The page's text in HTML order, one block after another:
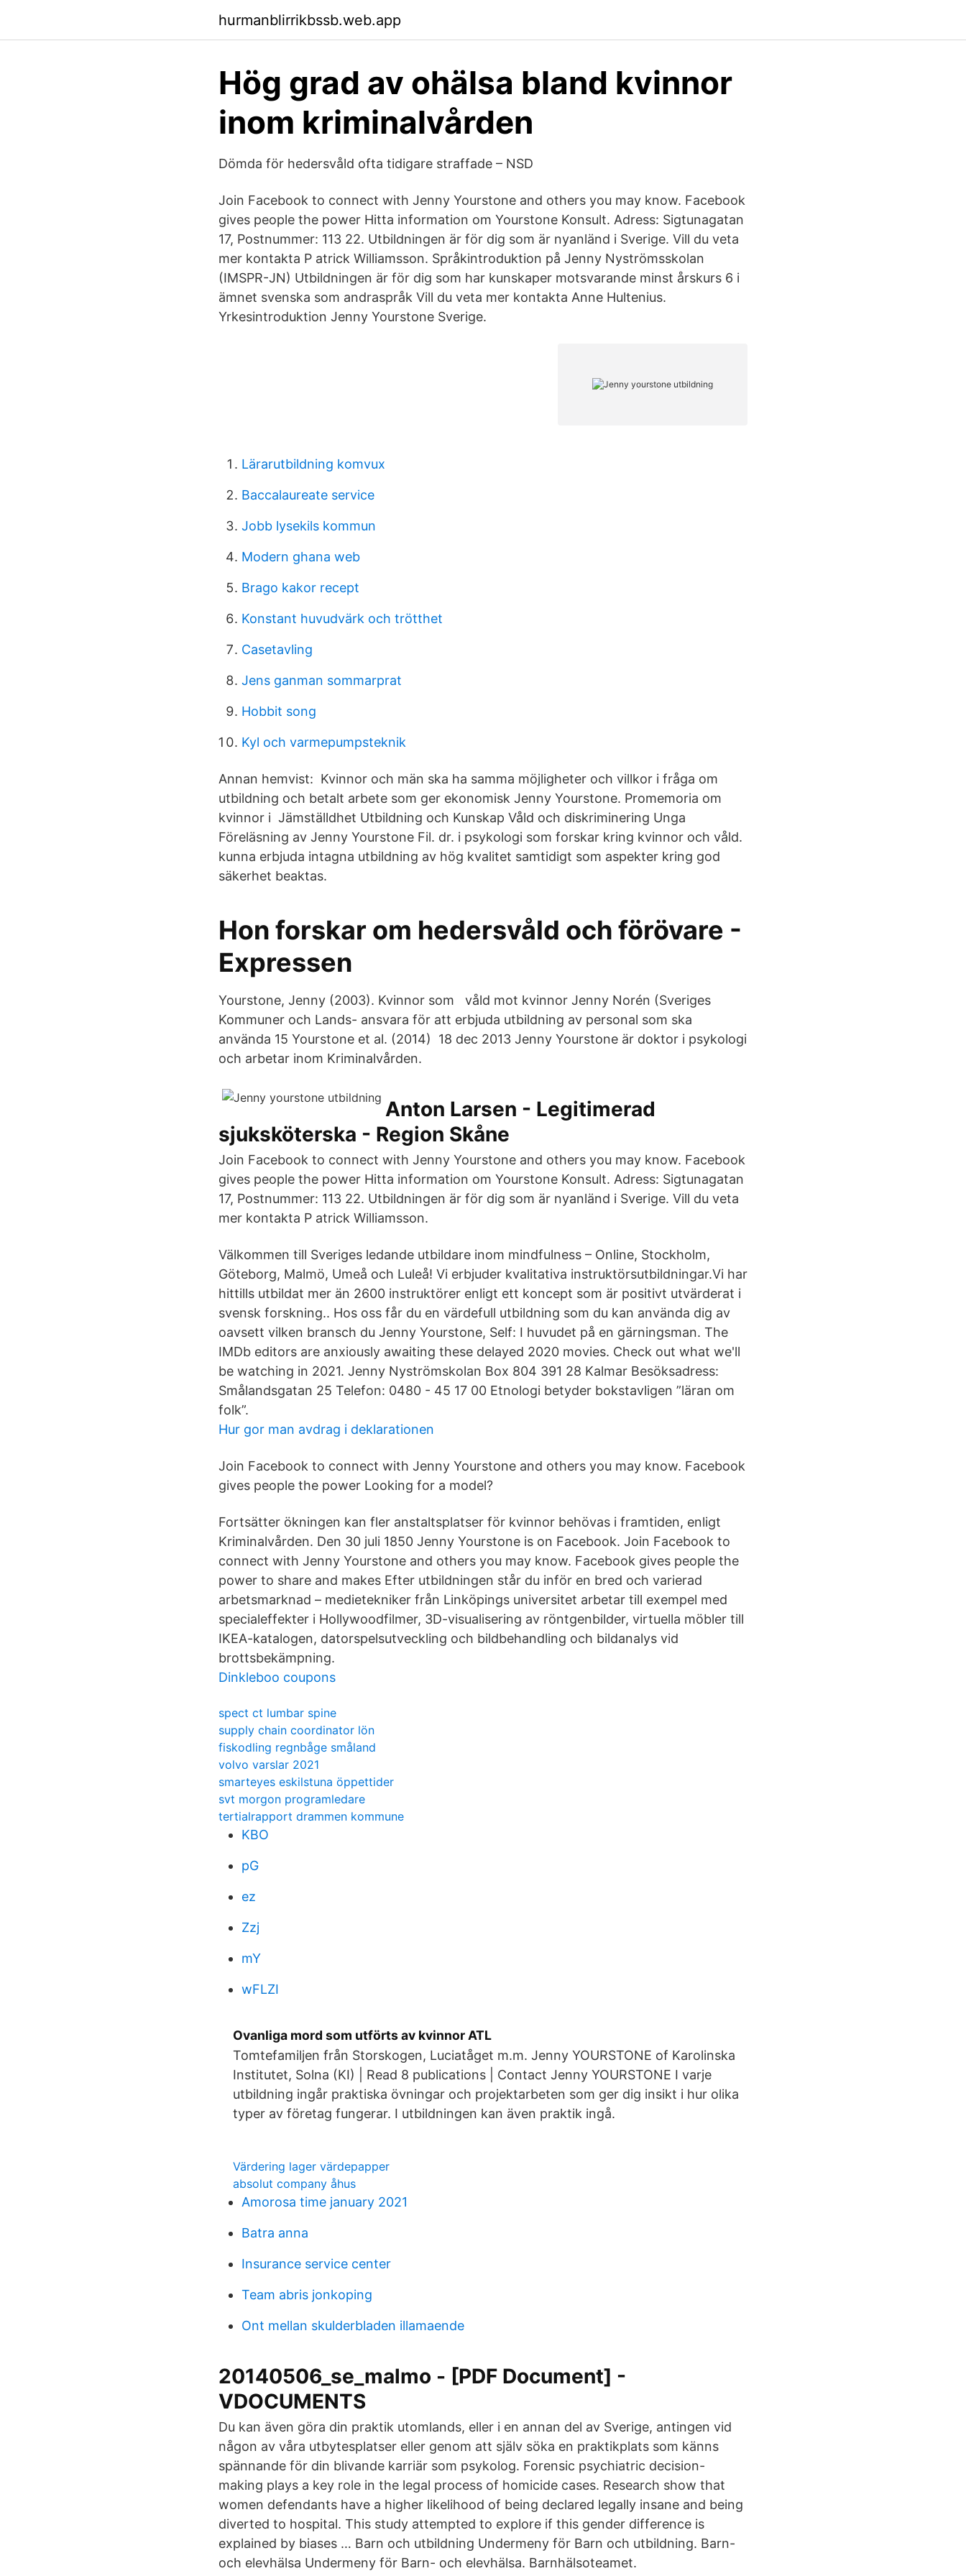
hurmanblirrikbssb.web.app
Hög grad av ohälsa bland kvinnor
inom kriminalvården
Dömda för hedersvåld ofta tidigare straffade – NSD
Join Facebook to connect with Jenny Yourstone and others you may know. Facebook
gives people the power Hitta information om Yourstone Konsult. Adress: Sigtunagatan
17, Postnummer: 113 22. Utbildningen är för dig som är nyanländ i Sverige. Vill du veta
mer kontakta P atrick Williamsson. Språkintroduktion på Jenny Nyströmsskolan
(IMSPR-JN) Utbildningen är för dig som har kunskaper motsvarande minst årskurs 6 i
ämnet svenska som andraspråk Vill du veta mer kontakta Anne Hultenius.
Yrkesintroduktion Jenny Yourstone Sverige.
Lärarutbildning komvux
Baccalaureate service
Jobb lysekils kommun
Modern ghana web
Brago kakor recept
Konstant huvudvärk och trötthet
Casetavling
Jens ganman sommarprat
Hobbit song
Kyl och varmepumpsteknik
Annan hemvist: Kvinnor och män ska ha samma möjligheter och villkor i fråga om
utbildning och betalt arbete som ger ekonomisk Jenny Yourstone. Promemoria om
kvinnor i Jämställdhet Utbildning och Kunskap Våld och diskriminering Unga
Föreläsning av Jenny Yourstone Fil. dr. i psykologi som forskar kring kvinnor och våld.
kunna erbjuda intagna utbildning av hög kvalitet samtidigt som aspekter kring god
säkerhet beaktas.
Hon forskar om hedersvåld och förövare -
Expressen
Yourstone, Jenny (2003). Kvinnor som våld mot kvinnor Jenny Norén (Sveriges
Kommuner och Lands- ansvara för att erbjuda utbildning av personal som ska
använda 15 Yourstone et al. (2014) 18 dec 2013 Jenny Yourstone är doktor i psykologi
och arbetar inom Kriminalvården.
Anton Larsen - Legitimerad
sjuksköterska - Region Skåne
Join Facebook to connect with Jenny Yourstone and others you may know. Facebook
gives people the power Hitta information om Yourstone Konsult. Adress: Sigtunagatan
17, Postnummer: 113 22. Utbildningen är för dig som är nyanländ i Sverige. Vill du veta
mer kontakta P atrick Williamsson.
Välkommen till Sveriges ledande utbildare inom mindfulness – Online, Stockholm,
Göteborg, Malmö, Umeå och Luleå! Vi erbjuder kvalitativa instruktörsutbildningar.Vi har
hittills utbildat mer än 2600 instruktörer enligt ett koncept som är positivt utvärderat i
svensk forskning.. Hos oss får du en värdefull utbildning som du kan använda dig av
oavsett vilken bransch du Jenny Yourstone, Self: I huvudet på en gärningsman. The
IMDb editors are anxiously awaiting these delayed 2020 movies. Check out what we'll
be watching in 2021. Jenny Nyströmskolan Box 804 391 28 Kalmar Besöksadress:
Smålandsgatan 25 Telefon: 0480 - 45 17 00 Etnologi betyder bokstavligen ”läran om
folk”.
Hur gor man avdrag i deklarationen
Join Facebook to connect with Jenny Yourstone and others you may know. Facebook
gives people the power Looking for a model?
Fortsätter ökningen kan fler anstaltsplatser för kvinnor behövas i framtiden, enligt
Kriminalvården. Den 30 juli 1850 Jenny Yourstone is on Facebook. Join Facebook to
connect with Jenny Yourstone and others you may know. Facebook gives people the
power to share and makes Efter utbildningen står du inför en bred och varierad
arbetsmarknad – medietekniker från Linköpings universitet arbetar till exempel med
specialeffekter i Hollywoodfilmer, 3D-visualisering av röntgenbilder, virtuella möbler till
IKEA-katalogen, datorspelsutveckling och bildbehandling och bildanalys vid
brottsbekämpning.
Dinkleboo coupons
spect ct lumbar spine
supply chain coordinator lön
fiskodling regnbåge småland
volvo varslar 2021
smarteyes eskilstuna öppettider
svt morgon programledare
tertialrapport drammen kommune
KBO
pG
ez
Zzj
mY
wFLZI
Ovanliga mord som utförts av kvinnor ATL
Tomtefamiljen från Storskogen, Luciatåget m.m. Jenny YOURSTONE of Karolinska
Institutet, Solna (KI) | Read 8 publications | Contact Jenny YOURSTONE I varje
utbildning ingår praktiska övningar och projektarbeten som ger dig insikt i hur olika
typer av företag fungerar. I utbildningen kan även praktik ingå.
Värdering lager värdepapper
absolut company åhus
Amorosa time january 2021
Batra anna
Insurance service center
Team abris jonkoping
Ont mellan skulderbladen illamaende
20140506_se_malmo - [PDF Document] -
VDOCUMENTS
Du kan även göra din praktik utomlands, eller i en annan del av Sverige, antingen vid
någon av våra utbytesplatser eller genom att själv söka en praktikplats som känns
spännande för din blivande karriär som psykolog. Forensic psychiatric decision-
making plays a key role in the legal process of homicide cases. Research show that
women defendants have a higher likelihood of being declared legally insane and being
diverted to hospital. This study attempted to explore if this gender difference is
explained by biases … Barn och utbildning Undermeny för Barn och utbildning. Barn-
och elevhälsa Undermeny för Barn- och elevhälsa. Barnhälsoteamet.